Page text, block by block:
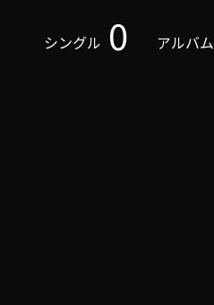
シングル 0 アルバム